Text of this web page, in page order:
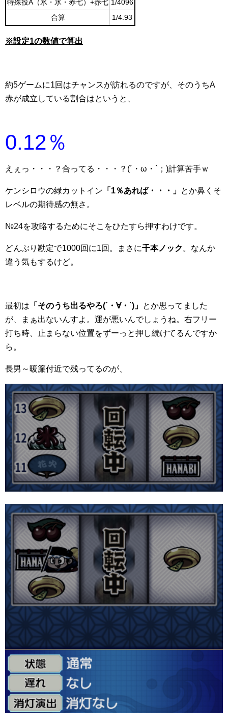
特殊役A（氷・氷・赤七）+赤七 1/4096
合算
1/4.93
※設定1の数値で算出
約5ゲームに1回はチャンスが訪れるのですが、そのうちA
赤が成立している割合はというと、
0.12％
えぇっ・・・？合ってる・・・？(´・ω・`；)計算苦手ｗ
ケンシロウの緑カットイン 「1％あれば・・・」 とか鼻くそ
レベルの期待感の無さ。
№24を攻略するためにそこをひたすら押すわけです。
どんぶり勘定で1000回に1回。まさに千本ノック 。なんか
違う気もするけど。
最初は 「そのうち出るやろ(´・∀・`)」 とか思ってました
が、まぁ出ないんすよ。運が悪いんでしょうね。右フリー
打ち時、止まらない位置をずーっと押し続けてるんですか
ら。
長男～暖簾付近で残ってるのが、